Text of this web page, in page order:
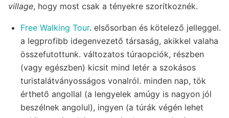
village, hogy most csak a tényekre szorítkoznék.
Free Walking Tour. elsősorban és kötelező jelleggel.
a legprofibb idegenvezető társaság, akikkel valaha
összefutottunk. változatos túraopciók, részben
(vagy egészben) kicsit mind letér a szokásos
turistalátványosságos vonalról. minden nap, tök
érthető angollal (a lengyelek amúgy is nagyon jól
beszélnek angolul), ingyen (a túrák végén lehet